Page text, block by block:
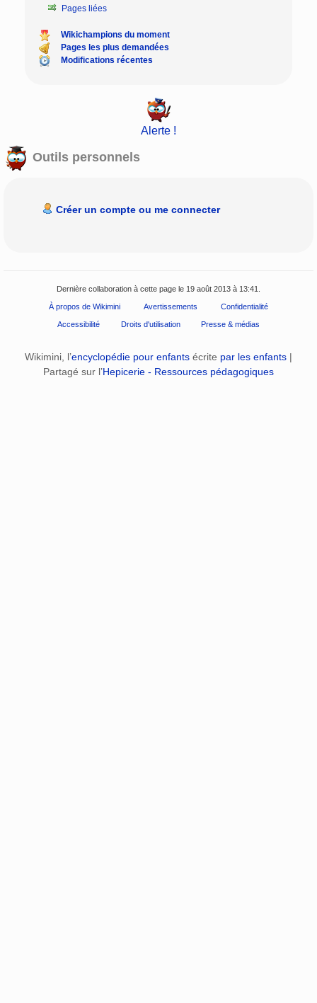
Pages liées
Wikichampions du moment
Pages les plus demandées
Modifications récentes
Alerte !
Outils personnels
Créer un compte ou me connecter
Dernière collaboration à cette page le 19 août 2013 à 13:41.
À propos de Wikimini Avertissements Confidentialité
Accessibilité Droits d'utilisation Presse & médias
Wikimini, l’encyclopédie pour enfants écrite par les enfants |
Partagé sur l’Hepicerie - Ressources pédagogiques